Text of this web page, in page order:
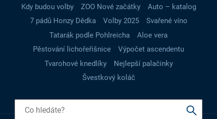
Kdy budou volby
ZOO Nové začátky
Auto – katalog
7 pádů Honzy Dědka
Volby 2025
Svařené víno
Tatarák podle Pohlreicha
Aloe vera
Pěstování lichořeřišnice
Výpočet ascendentu
Tvarohové knedlíky
Nejlepší palačinky
Švestkový koláč